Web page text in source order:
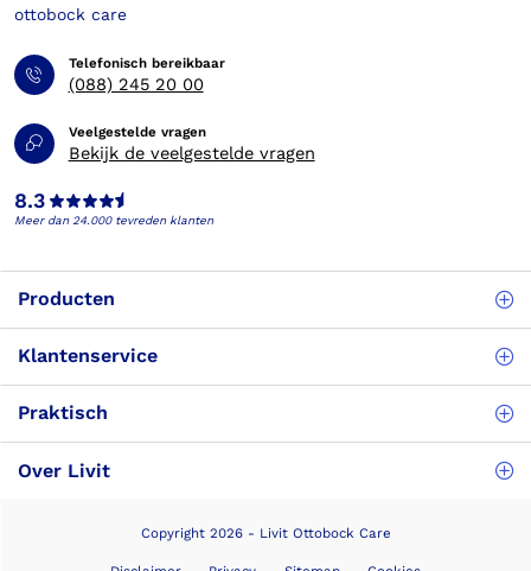
Telefonisch bereikbaar
(088) 245 20 00
Veelgestelde vragen
Bekijk de veelgestelde vragen
8.3
Meer dan 24.000 tevreden klanten
Producten
Klantenservice
Praktisch
Over Livit
Copyright 2026 - Livit Ottobock Care